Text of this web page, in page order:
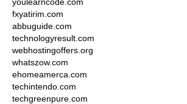
fxyatirim.com
abbuguide.com
technologyresult.com
webhostingoffers.org
whatszow.com
ehomeamerca.com
techintendo.com
techgreenpure.com